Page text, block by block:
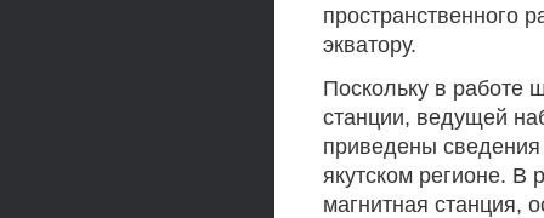
пространственного
экватору.
Поскольку в работе
станции, ведущей
приведены
якутском регионе. В
магнитная станция,